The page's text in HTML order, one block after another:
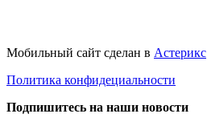
Мобильный сайт сделан в Астерикс
Политика конфидециальности
Подпишитесь на наши новости